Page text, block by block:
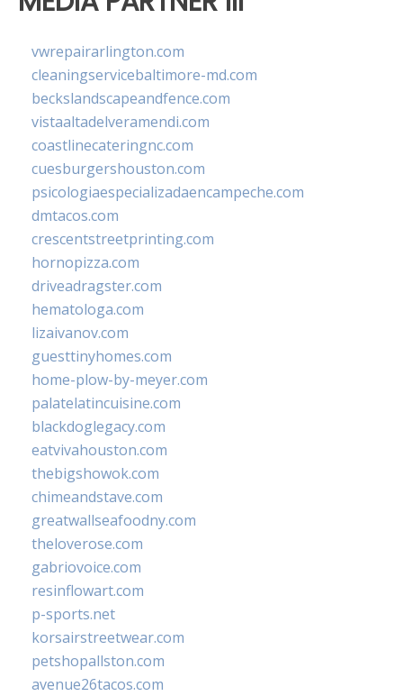
vwrepairarlington.com
cleaningservicebaltimore-md.com
beckslandscapeandfence.com
vistaaltadelveramendi.com
coastlinecateringnc.com
cuesburgershouston.com
psicologiaespecializadaencampeche.com
dmtacos.com
crescentstreetprinting.com
hornopizza.com
driveadragster.com
hematologa.com
lizaivanov.com
guesttinyhomes.com
home-plow-by-meyer.com
palatelatincuisine.com
blackdoglegacy.com
eatvivahouston.com
thebigshowok.com
chimeandstave.com
greatwallseafoodny.com
theloverose.com
gabriovoice.com
resinflowart.com
p-sports.net
korsairstreetwear.com
petshopallston.com
avenue26tacos.com